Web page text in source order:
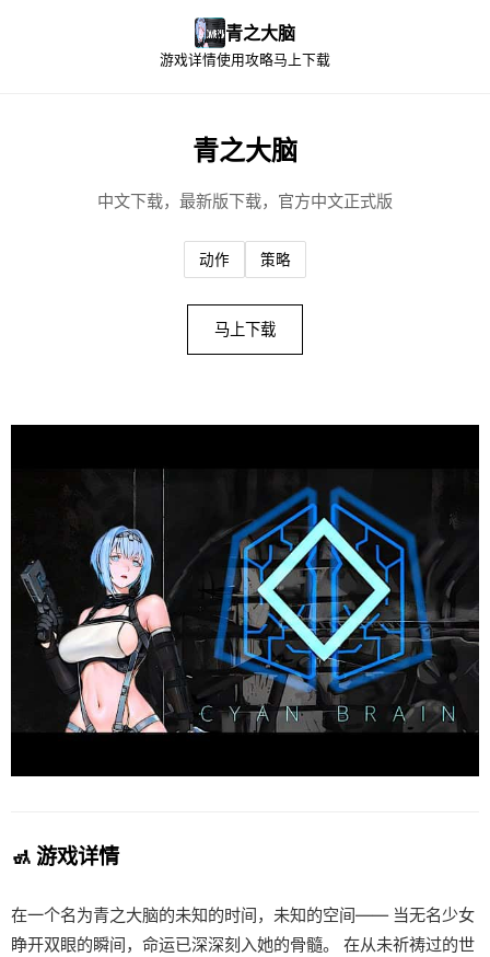
青之大脑
游戏详情使用攻略马上下载
青之大脑
中文下载，最新版下载，官方中文正式版
动作 策略
马上下载
🚮 游戏详情
在一个名为青之大脑的未知的时间，未知的空间—— 当无名少女
睁开双眼的瞬间，命运已深深刻入她的骨髓。 在从未祈祷过的世